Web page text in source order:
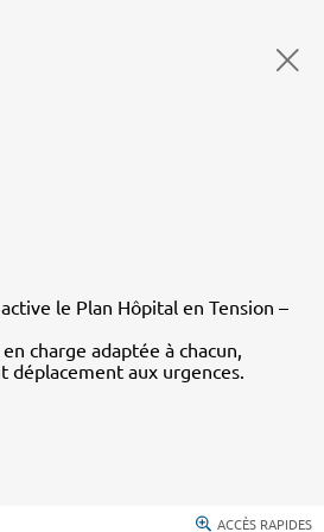
le Plan Hôpital en Tension –
charge adaptée à chacun,
déplacement aux urgences.
ACCÈS RAPIDES